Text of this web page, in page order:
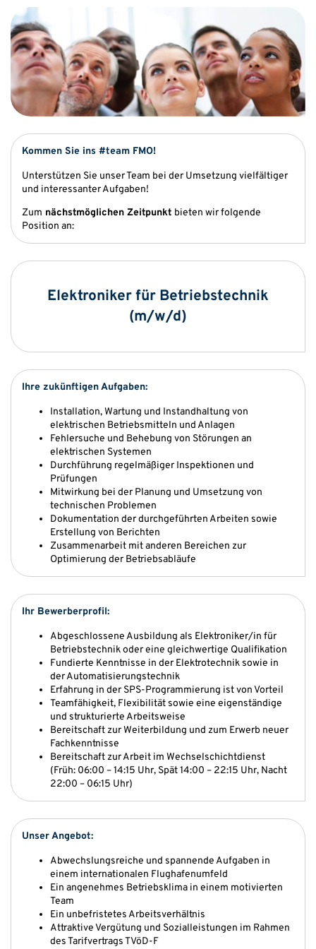
Kommen Sie ins #team FMO!
Unterstützen Sie unser Team bei der Umsetzung vielfältiger
und interessanter Aufgaben!
Zum nächstmöglichen Zeitpunkt bieten wir folgende
Position an:
Elektroniker für Betriebstechnik
(m/w/d)
Ihre zukünftigen Aufgaben:
Installation, Wartung und Instandhaltung von
elektrischen Betriebsmitteln und Anlagen
Fehlersuche und Behebung von Störungen an
elektrischen Systemen
Durchführung regelmäßiger Inspektionen und
Prüfungen
Mitwirkung bei der Planung und Umsetzung von
technischen Problemen
Dokumentation der durchgeführten Arbeiten sowie
Erstellung von Berichten
Zusammenarbeit mit anderen Bereichen zur
Optimierung der Betriebsabläufe
Ihr Bewerberprofil:
Abgeschlossene Ausbildung als Elektroniker/in für
Betriebstechnik oder eine gleichwertige Qualifikation
Fundierte Kenntnisse in der Elektrotechnik sowie in
der Automatisierungstechnik
Erfahrung in der SPS-Programmierung ist von Vorteil
Teamfähigkeit, Flexibilität sowie eine eigenständige
und strukturierte Arbeitsweise
Bereitschaft zur Weiterbildung und zum Erwerb neuer
Fachkenntnisse
Bereitschaft zur Arbeit im Wechselschichtdienst
(Früh: 06:00 – 14:15 Uhr, Spät 14:00 – 22:15 Uhr, Nacht
22:00 – 06:15 Uhr)
Unser Angebot:
Abwechslungsreiche und spannende Aufgaben in
einem internationalen Flughafenumfeld
Ein angenehmes Betriebsklima in einem motivierten
Team
Ein unbefristetes Arbeitsverhältnis
Attraktive Vergütung und Sozialleistungen im Rahmen
des Tarifvertrags TVöD-F